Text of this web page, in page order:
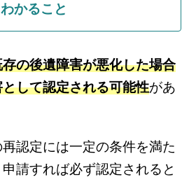
かること
存の後遺障害が悪化した場合
して認定される可能性があ
認定には一定の条件を満た
請すれば必ず認定されると